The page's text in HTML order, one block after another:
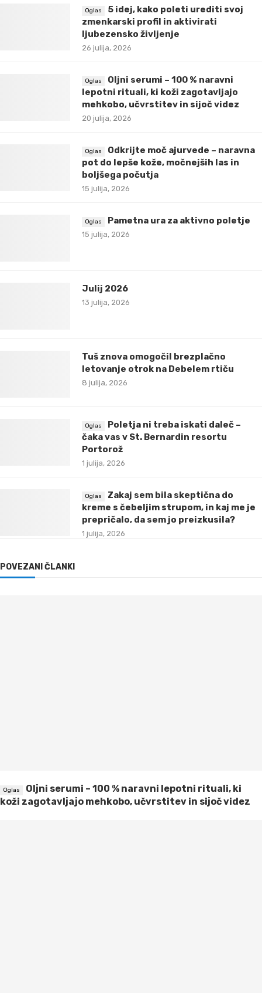
5 idej, kako poleti urediti svoj
zmenkarski profil in aktivirati
ljubezensko življenje
26 julija, 2026
Oljni serumi – 100 % naravni
lepotni rituali, ki koži zagotavljajo
mehkobo, učvrstitev in sijoč videz
20 julija, 2026
Odkrijte moč ajurvede – naravna
pot do lepše kože, močnejših las in
boljšega počutja
15 julija, 2026
Pametna ura za aktivno poletje
15 julija, 2026
Julij 2026
13 julija, 2026
Tuš znova omogočil brezplačno
letovanje otrok na Debelem rtiču
8 julija, 2026
Poletja ni treba iskati daleč –
čaka vas v St. Bernardin resortu
Portorož
1 julija, 2026
Zakaj sem bila skeptična do
kreme s čebeljim strupom, in kaj me je
prepričalo, da sem jo preizkusila?
1 julija, 2026
POVEZANI ČLANKI
Oljni serumi – 100 % naravni lepotni rituali, ki
koži zagotavljajo mehkobo, učvrstitev in sijoč videz